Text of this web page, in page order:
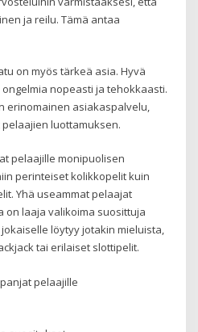
ja reilu. Tämä antaa
on myös tärkeä asia. Hyvä
nopeasti ja tehokkaasti.
erinomainen asiakaspalvelu,
luottamuksen.
pelaajille monipuolisen
perinteiset kolikkopelit kuin
Yhä useammat pelaajat
on laaja valikoima suosittuja
löytyy jotakin mieluista,
tai erilaiset slottipelit.
pelaajille